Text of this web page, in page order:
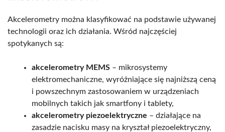
Akcelerometry można klasyfikować na podstawie używanej
technologii oraz ich działania. Wśród najczęściej
spotykanych są:
akcelerometry MEMS – mikrosystemy
elektromechaniczne, wyróżniające się najniższą ceną
i powszechnym zastosowaniem w urządzeniach
mobilnych takich jak smartfony i tablety,
akcelerometry piezoelektryczne – działające na
zasadzie nacisku masy na kryształ piezoelektryczny,